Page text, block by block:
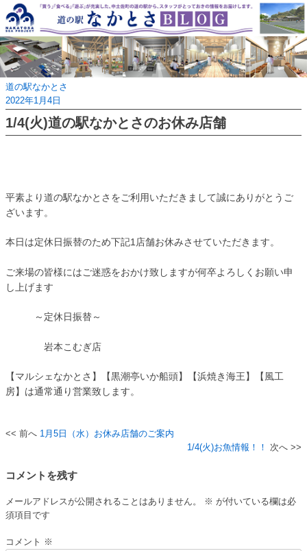
Skip
to
content
道の駅なかとさ
2022年1月4日
1/4(火)道の駅なかとさのお休み店舗
平素より道の駅なかとさをご利用いただきまして誠にありがとうご
ざいます。
本日は定休日振替のため下記1店舗お休みさせていただきます。
ご来場の皆様にはご迷惑をおかけ致しますが何卒よろしくお願い申
し上げます
～定休日振替～
岩本こむぎ店
【マルシェなかとさ】【黒潮亭いか船頭】【浜焼き海王】【風工
房】は通常通り営業致します。
投
ナ
ビ
ゲ
ー
1月5日（水）お休み店舗のご案内
1/4(火)お魚情報！！
コメントを残す
メールアドレスが公開されることはありません。 ※ が付いている欄は必
須項目です
コメント ※